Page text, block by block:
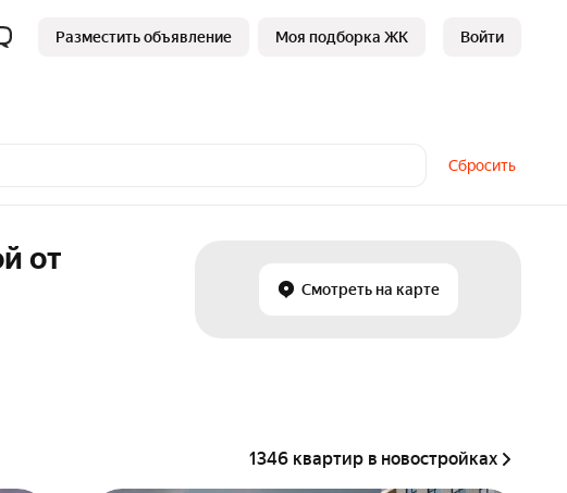
Разместить объявление Моя подборка ЖК Войти
Сбросить
от
Смотреть на карте
1346 квартир в новостройках